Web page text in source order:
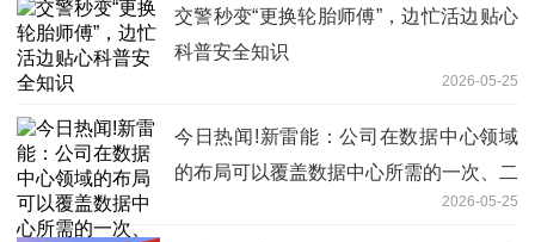
交警秒变“更换轮胎师傅”，边忙活边贴心
科普安全知识
2026-05-25
今日热闻!新雷能：公司在数据中心领域
的布局可以覆盖数据中心所需的一次、二
2026-05-25